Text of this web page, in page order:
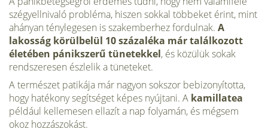
szégyellnivaló probléma, hiszen sokkal többeket érint, mint
ahányan ténylegesen is szakemberhez fordulnak. A
lakosság körülbelül 10 százaléka már találkozott
életében pánikszerű tünetekkel, és közülük sokak
rendszeresen észlelik a tüneteket.
A természet patikája már nagyon sokszor bebizonyította,
hogy hatékony segítséget képes nyújtani. A kamillatea
például kellemesen ellazít a nap folyamán, és mégsem
okoz hozzászokást.